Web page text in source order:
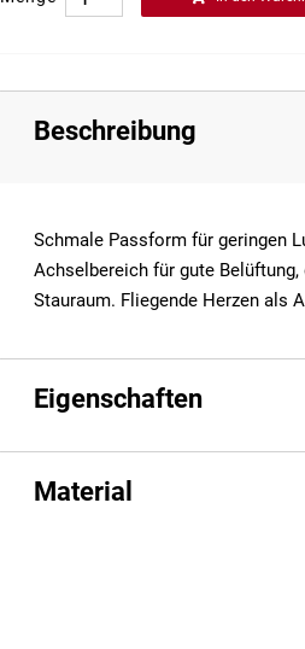
Beschreibung
Schmale Passform für geringen
Achselbereich für gute
Stauraum. Fliegende Herzen als
Eigenschaften
Material